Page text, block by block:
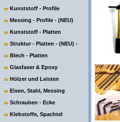
Kunststoff - Profile
Messing - Profile - (NEU)
Kunststoff - Platten
Struktur - Platten - (NEU) -
Blech - Platten
Glasfaser & Epoxy
Hölzer und Leisten
Eisen, Stahl, Messing
Schrauben - Ecke
Klebstoffe, Spachtel